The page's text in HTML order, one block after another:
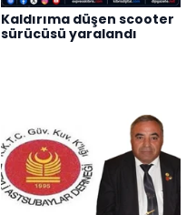
Kaldırıma düşen scooter
sürücüsü yaralandı